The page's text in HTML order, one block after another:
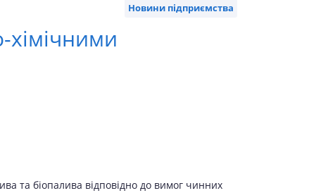
Новини підприємства
хімічними
та біопалива відповідно до вимог чинних